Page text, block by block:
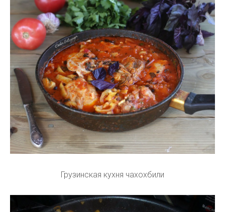
Грузинская кухня чахохбили